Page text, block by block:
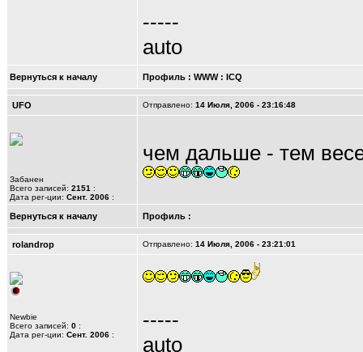
-----
auto
Вернуться к началу Профиль : WWW: ICQ
UFO Отправлено: 14 Июля, 2006 - 23:16:48
Забанен
Всего записей: 2151 :
Дата рег-ции: Сент. 2006 :
чем дальше - тем
Вернуться к началу Профиль :
rolandrop Отправлено: 14 Июля, 2006 - 23:21:01
Newbie
Всего записей: 0 :
Дата рег-ции: Сент. 2006 :
-----
auto